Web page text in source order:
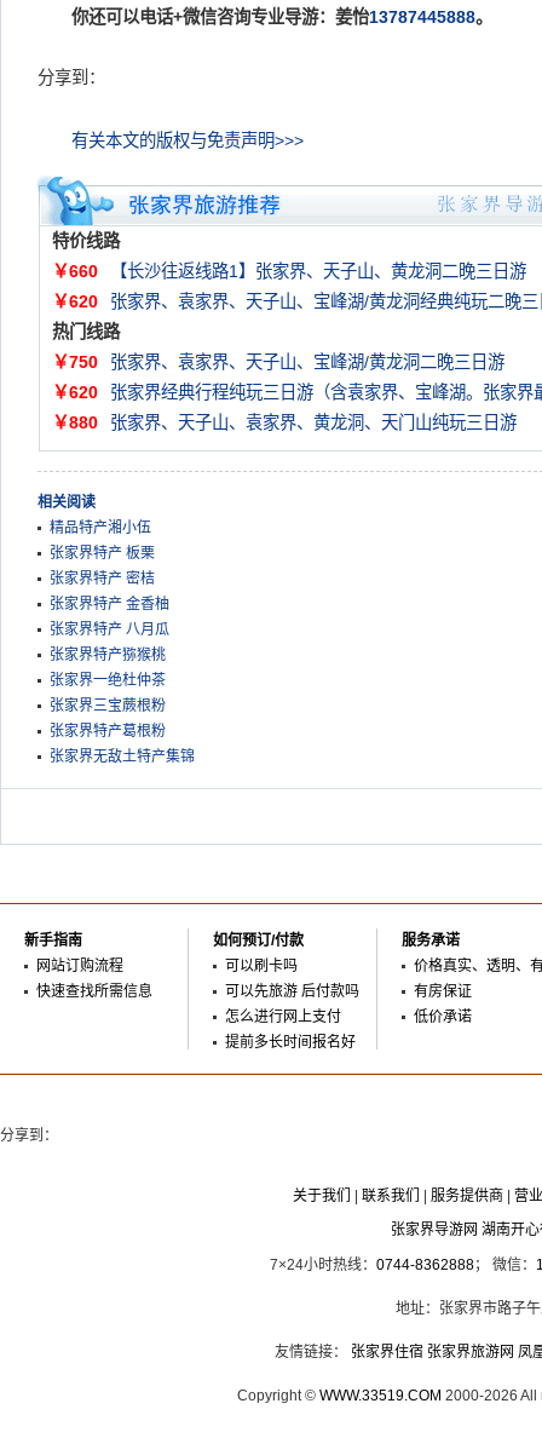
你还可以电话+微信咨询专业导游：姜怡13787445888。
分享到：
有关本文的版权与免责声明>>>
特价线路
￥660
【长沙往返线路1】张家界、天子山、黄龙洞二晚三日游
￥620
张家界、袁家界、天子山、宝峰湖/黄龙洞经典纯玩二晚三
热门线路
￥750
张家界、袁家界、天子山、宝峰湖/黄龙洞二晚三日游
￥620
张家界经典行程纯玩三日游（含袁家界、宝峰湖。张家界
￥880
张家界、天子山、袁家界、黄龙洞、天门山纯玩三日游
相关阅读
精品特产湘小伍
张家界特产 板栗
张家界特产 密桔
张家界特产 金香柚
张家界特产 八月瓜
张家界特产猕猴桃
张家界一绝杜仲茶
张家界三宝蕨根粉
张家界特产葛根粉
张家界无敌土特产集锦
新手指南
网站订购流程
快速查找所需信息
如何预订/付款
可以刷卡吗
可以先旅游 后付款吗
怎么进行网上支付
提前多长时间报名好
服务承诺
价格真实、透明、
有房保证
低价承诺
分享到：
关于我们 联系我们 服务提供商
营
张家界导游网 湖南开
7×24小时热线： 0744-8362888； 微信：
地址：张家界市路子
友情链接： 张家界住宿 张家界旅游网 凤
Copyright © WWW.33519.COM 2000-2026 All